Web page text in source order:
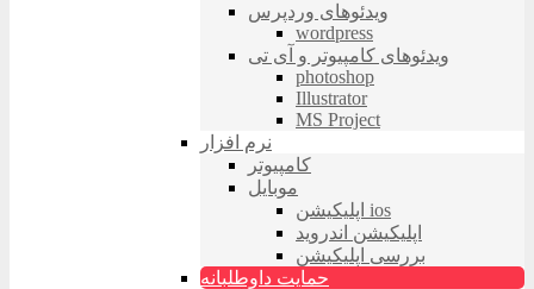
ویدئوهای وردپرس
wordpress
ویدئوهای کامپیوتر و آی تی
photoshop
Illustrator
MS Project
نرم افزار
کامپیوتر
موبایل
اپلیکیشن ios
اپلیکیشن اندروید
بررسی اپلیکیشن
حمایت داوطلبانه